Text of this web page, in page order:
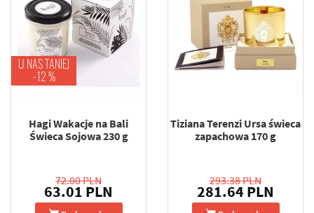
U NAS TANIEJ
-12 %
Hagi Wakacje na Bali
Świeca Sojowa 230 g
72.00 PLN
63.01 PLN
Tiziana Terenzi Ursa świeca
zapachowa 170 g
293.38 PLN
281.64 PLN